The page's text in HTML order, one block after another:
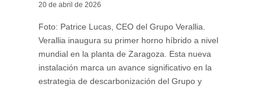
20 de abril de 2026
Foto: Patrice Lucas, CEO del Grupo Verallia.
Verallia inaugura su primer horno híbrido a nivel
mundial en la planta de Zaragoza. Esta nueva
instalación marca un avance significativo en la
estrategia de descarbonización del Grupo y